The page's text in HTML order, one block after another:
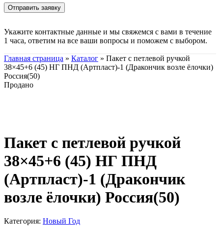
Укажите контактные данные и мы свяжемся с вами в течение
1 часа, ответим на все ваши вопросы и поможем с выбором.
Главная страница » Каталог » Пакет с петлевой ручкой
38×45+6 (45) НГ ПНД (Артпласт)-1 (Дракончик возле ёлочки)
Россия(50)
Продано
Пакет с петлевой ручкой
38×45+6 (45) НГ ПНД
(Артпласт)-1 (Дракончик
возле ёлочки) Россия(50)
Категория: Новый Год